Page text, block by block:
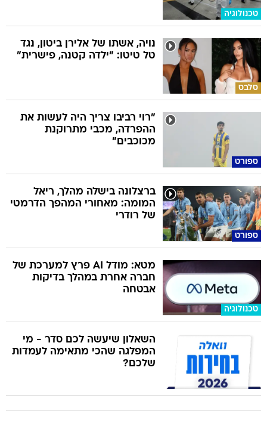
טכנולוגיה
סלבס
נויה, אשתו של אלירן ביטון, נגד
טל טיטו: "ילדה קטנה, פישרית"
ספורט
"רוי רביבו צריך היה לעשות את
ההפרדה, מכבי מתרוקנת
מכוכבים"
ספורט
ברצלונה בישלה מהלך, ריאל
המומה: מאחורי המהפך הדרמטי
של רודרי
טכנולוגיה
מטא: מודל AI פרץ למערכת של
חברה אחרת במהלך בדיקות
אבטחה
השאלון שיעשה לכם סדר - מי
המפלגה שהכי מתאימה לעמדות
שלכם?